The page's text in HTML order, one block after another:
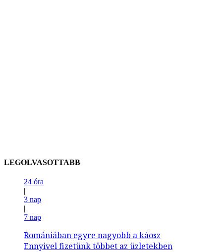
LEGOLVASOTTABB
24 óra
|
3 nap
|
7 nap